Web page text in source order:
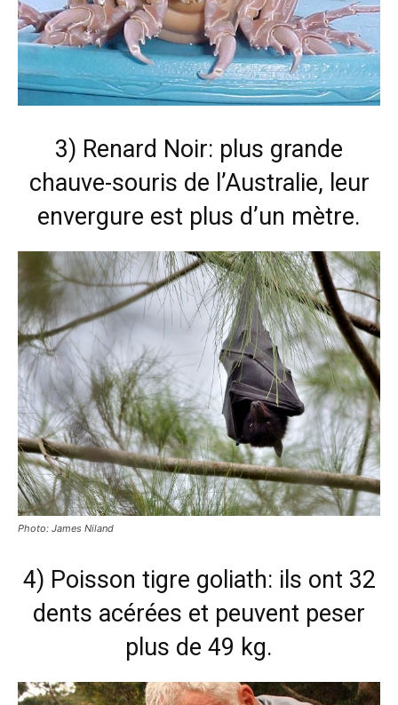
3) Renard Noir: plus grande
chauve-souris de l’Australie, leur
envergure est plus d’un mètre.
Photo: James Niland
4) Poisson tigre goliath: ils ont 32
dents acérées et peuvent peser
plus de 49 kg.